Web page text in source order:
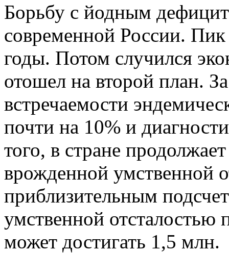
Борьбу с йодным
современной России.
годы. Потом случился
отошел на второй план.
встречаемости
почти на 10% и
того, в стране
врожденной умственной
приблизительным
умственной отсталостью
может достигать 1,5 млн.